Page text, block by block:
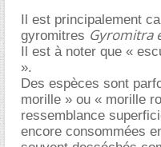
Il est principalement
gyromitres Gyromitra
Il est à noter que «
».
Des espèces sont
morille » ou « morille
ressemblance
encore consommées